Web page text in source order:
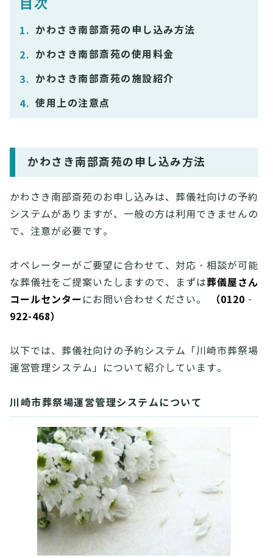
目次
かわさき南部斎苑の申し込み方法
かわさき南部斎苑の使用料金
かわさき南部斎苑の施設紹介
使用上の注意点
かわさき南部斎苑の申し込み方法
かわさき南部斎苑のお申し込みは、葬儀社向けの予約
システムがありますが、一般の方は利用できませんの
で、注意が必要です。
オペレーターがご要望に合わせて、対応・相談が可能
な葬儀社をご提案いたしますので、まずは葬儀屋さん
コールセンター にお問い合わせください。
（0120‐
922-468）
以下では、葬儀社向けの予約システム「川崎市葬祭場
運営管理システム」について紹介しています。
川崎市葬祭場運営管理システムについて